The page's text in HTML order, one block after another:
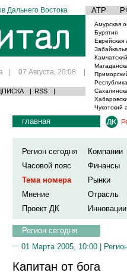
Дальнего Востока АТР
| 07 Августа, 20:08 |
| RSS |
Амурская
Бурятия
Еврейская
Чукотский
главная
Регион сегодня
Компании
Часовой пояс
Финансы
Тема номера
Рынки
Мнение
Отрасль
Проект ДК
Инновации
Регион сегодня
01 Марта 2005, 10:00 |
Капитан от бога